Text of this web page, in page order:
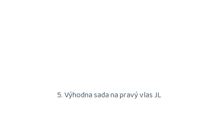
5. Výhodna sada na pravý vlas JL